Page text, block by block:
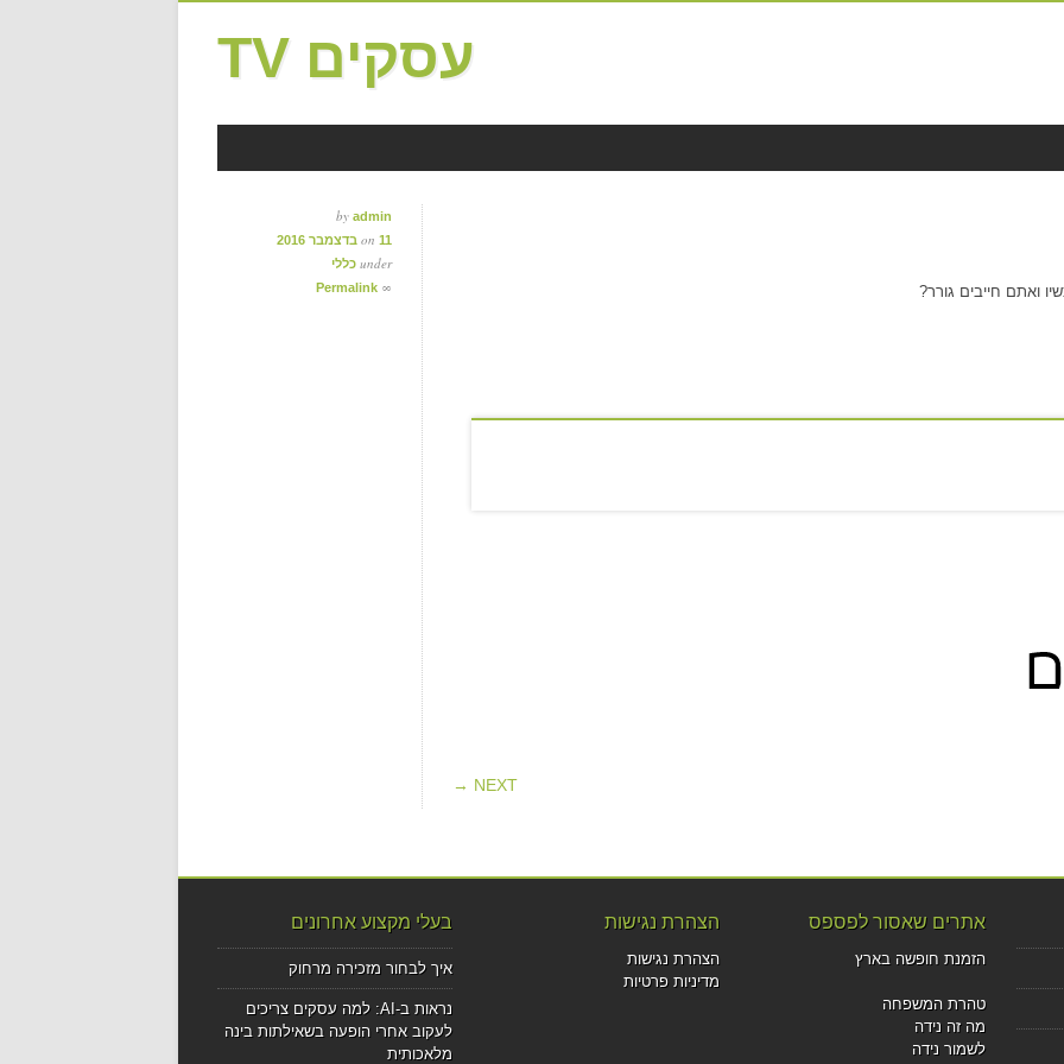
עסקים TV
by admin
on 11 בדצמבר 2016
under כללי
∞
Permalink ואתם חייבים גורר?
NEXT →
בעלי מקצוע אחרונים
איך לבחור מזכירה מרחוק
נראות ב-AI: למה עסקים צריכים
לעקוב אחרי הופעה בשאילתות בינה
מלאכותית
הצהרת נגישות
הצהרת נגישות
מדיניות פרטיות
אתרים שאסור לפספס
הזמנת חופשה בארץ
טהרת המשפחה
מה זה נידה
לשמור נידה